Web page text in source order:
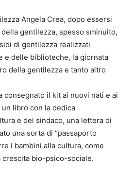
Angela Crea, dopo essersi
gentilezza, spesso sminuito,
di gentilezza realizzati
e delle biblioteche, la giornata
della gentilezza e tanto altro
consegnato il kit ai nuovi nati e ai
libro con la dedica
e del sindaco, una lettera di
una sorta di “passaporto
i bambini alla cultura, come
crescita bio-psico-sociale.